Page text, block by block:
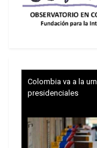
Colombia va a la
presidenciales